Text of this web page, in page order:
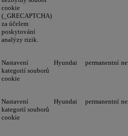
cookie
(_GRECAPTCHA)
za účelem
poskytování
analýzy rizik.
Nastavení
kategorií souborů
cookie
Hyundai permanentní
Nastavení
kategorií souborů
cookie
Hyundai permanentní